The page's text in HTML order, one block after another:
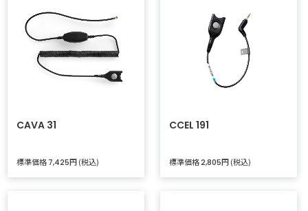
CAVA 31
標準価格7,425円 (税込)
CCEL 191
標準価格2,805円 (税込)